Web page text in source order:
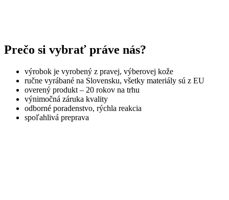
Prečo si vybrať práve nás?
výrobok je vyrobený z pravej, výberovej kože
ručne vyrábané na Slovensku, všetky materiály sú z EU
overený produkt – 20 rokov na trhu
výnimočná záruka kvality
odborné poradenstvo, rýchla reakcia
spoľahlivá preprava